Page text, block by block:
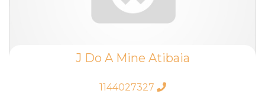
J Do A Mine Atibaia
1144027327